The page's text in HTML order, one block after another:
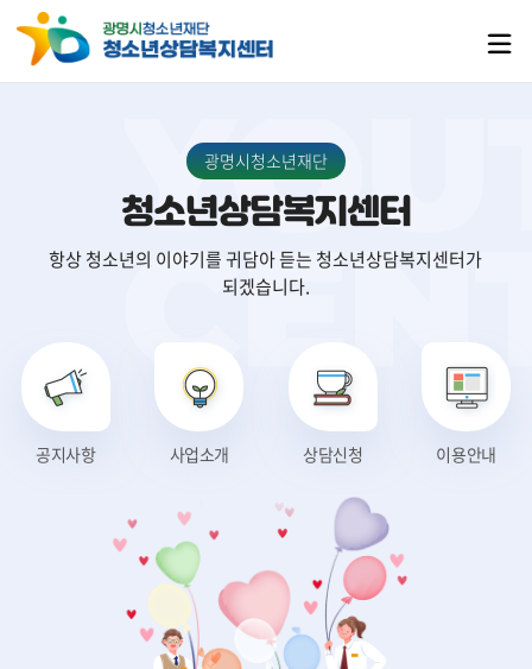
광명시청소년재단
청소년상담복지센터
항상 청소년의 이야기를 귀담아 듣는 청소년상담복지센터가
되겠습니다.
공지사항 사업소개 상담신청 이용안내